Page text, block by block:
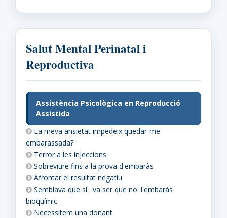
Salut Mental Perinatal i
Reproductiva
Assistència Psicològica en Reproducció
Assistida
La meva ansietat impedeix quedar-me
embarassada?
Terror a les injeccions
Sobreviure fins a la prova d'embaràs
Afrontar el resultat negatiu
Semblava que sí…va ser que no: l'embaràs
bioquímic
Necessitem una donant